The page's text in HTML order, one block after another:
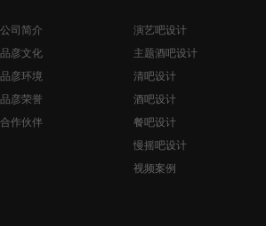
公司简介
品彦文化
品彦环境
品彦荣誉
合作伙伴
演艺吧设计
主题酒吧设计
清吧设计
酒吧设计
餐吧设计
慢摇吧设计
视频案例